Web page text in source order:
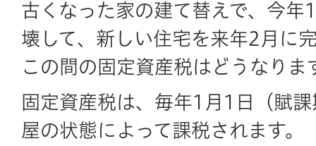
古くなった家の建て替えで、今年
壊して、新しい住宅を来年2月に
この間の固定資産税はどうなりま
固定資産税は、毎年1月1日（賦
屋の状態によって課税されます。